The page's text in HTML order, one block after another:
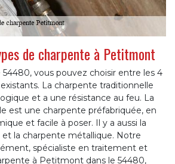
de charpente à Petitmont
vous pouvez choisir entre les 4
La charpente traditionnelle
et a une résistance au feu. La
est une charpente préfabriquée, en
et facile à poser. Il y a aussi la
la charpente métallique. Notre
spécialiste en traitement et
à Petitmont dans le 54480,